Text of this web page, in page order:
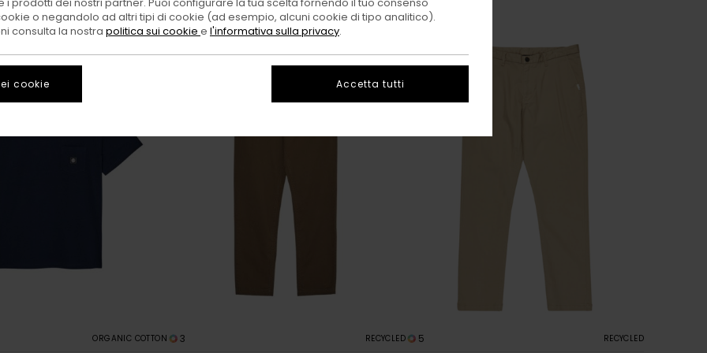
ORGANIC COTTON 3 RECYCLED 5 RECYCLED
o negandolo ad altri tipi di cookie (ad esempio, alcuni cookie di tipo analitico).
consulta la nostra politica sui cookie e l'informativa sulla privacy.
cookie Accetta tutti